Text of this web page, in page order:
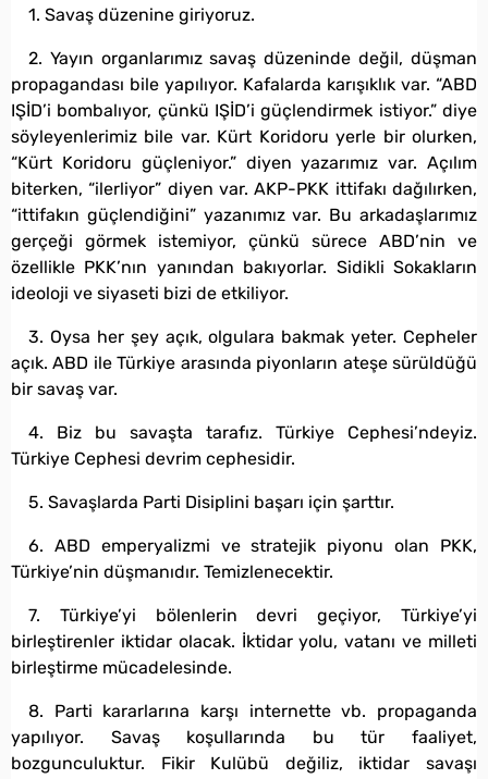
1. Savaş düzenine giriyoruz.
2. Yayın organlarımız savaş düzeninde değil, düşman
propagandası bile yapılıyor. Kafalarda karışıklık var. “ABD
IŞİD’i bombalıyor, çünkü IŞİD’i güçlendirmek istiyor.” diye
söyleyenlerimiz bile var. Kürt Koridoru yerle bir olurken,
“Kürt Koridoru güçleniyor.” diyen yazarımız var. Açılım
biterken, “ilerliyor” diyen var. AKP-PKK ittifakı dağılırken,
“ittifakın güçlendiğini” yazanımız var. Bu arkadaşlarımız
gerçeği görmek istemiyor, çünkü sürece ABD’nin ve
özellikle PKK’nın yanından bakıyorlar. Sidikli Sokakların
ideoloji ve siyaseti bizi de etkiliyor.
3. Oysa her şey açık, olgulara bakmak yeter. Cepheler
açık. ABD ile Türkiye arasında piyonların ateşe sürüldüğü
bir savaş var.
4. Biz bu savaşta tarafız. Türkiye Cephesi’ndeyiz.
Türkiye Cephesi devrim cephesidir.
5. Savaşlarda Parti Disiplini başarı için şarttır.
6. ABD emperyalizmi ve stratejik piyonu olan PKK,
Türkiye’nin düşmanıdır. Temizlenecektir.
7. Türkiye’yi bölenlerin devri geçiyor, Türkiye’yi
birleştirenler iktidar olacak. İktidar yolu, vatanı ve milleti
birleştirme mücadelesinde.
8. Parti kararlarına karşı internette vb. propaganda
yapılıyor. Savaş koşullarında bu tür faaliyet,
bozgunculuktur. Fikir Kulübü değiliz, iktidar savaşı